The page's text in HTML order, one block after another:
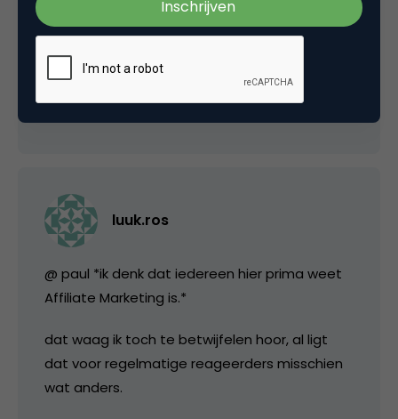
aangaf, denk dat het goed is dat jullie het
initiatief hebben genomen en de hoofdlijnen
uitzetten.
luuk.ros
@ paul *ik denk dat iedereen hier prima weet
Affiliate Marketing is.*
dat waag ik toch te betwijfelen hoor, al ligt
dat voor regelmatige reageerders misschien
wat anders.